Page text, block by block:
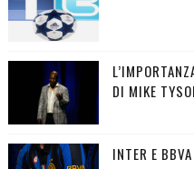
DI MIKE
INTER E